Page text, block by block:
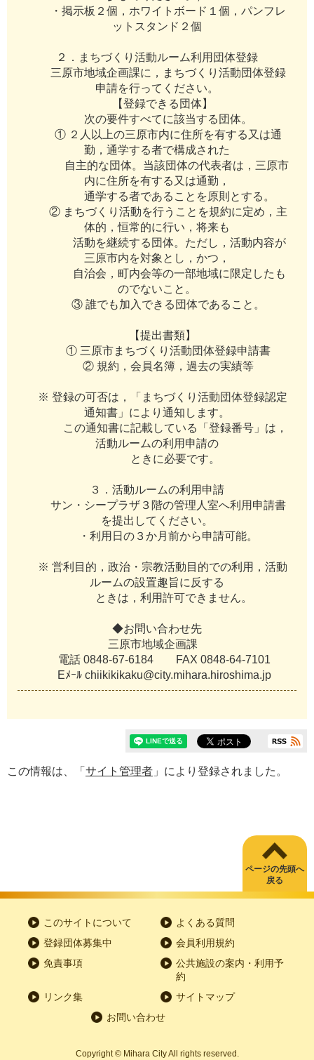
・ 掲示板 ２ 個 ， ホワイ ト ボー ド １ 個 ， パンフ レ
ッ ト ス タ ン ド ２ 個
２ ． ま ちづく り 活動ルー ム利 用 団体登録
三原市地域企画課に ， ま ちづく り 活動団体登録
申請を行って く ださ い。
【登録でき る 団体】
次の要件すべてに該当する 団体。
① ２ 人 以 上の三原市内に住所を有する 又 は通
勤 ， 通学する者で構成さ れた
自主的な団体。 当該団体の代表者は ， 三原市
内に住所を有する 又 は通勤 ，
通学する者である こ と を原則 とする 。
② ま ちづく り 活動を行う こ と を規約に定め ， 主
体的 ，恒常的に行い ， 将来も
活動を継続する 団体。 ただし ， 活動内容が
三原市内を対象 と し ， かつ ，
自治会 ， 町内会等の一部地域に 限定 した も
のでないこ と 。
③ 誰でも加 入 でき る 団体である こ と 。
【提出書類】
① 三原市ま ちづく り 活動団体登録申請書
② 規約 ， 会 員名簿 ， 過去の実績等
※ 登録の可否は ， 「 ま ちづく り 活動団体登録認定
通知書 」 に よ り 通知 し ま す。
こ の通知書に記載 している 「 登録番号 」 は ，
活動ルー ムの利 用 申請の
と き に必要です。
３ ． 活動ルー ムの利 用 申請
サン ・ シープラザ ３ 階の管理 人 室へ利 用 申請書
を提出 して く ださ い。
・ 利 用 日 の ３ か月 前から申請可能。
※ 営利 目 的 ， 政治 ・ 宗教活動 目 的での利 用 ， 活動
ルー ムの設置趣旨に 反する
と き は ， 利 用許可でき ま せん。
◆お問い合わせ先
三原市地域企画課
電話 0848-67-6184 FAX 0848-64-7101
Eﾒｰﾙ chiikikikaku@city.mihara.hiroshima.jp
この情報は、「 サイト管理者 」により登録されました。
ページの先頭へ
戻る
このサイトについて
よくある質問
登録団体募集中
会員利用規約
免責事項
公共施設の案内・利用予
約
リンク集
サイトマップ
お問い合わせ
Copyright© Mihara City All rights reserved.